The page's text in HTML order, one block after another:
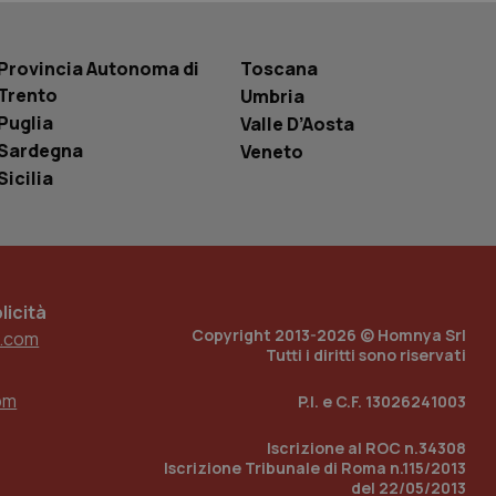
Autonoma di
Toscana
Umbria
Valle D’Aosta
Veneto
Copyright 2013-2026 © Homnya Srl
Tutti i diritti sono riservati
P.I. e C.F. 13026241003
Iscrizione al ROC n.34308
Iscrizione Tribunale di Roma n.115/2013
del 22/05/2013
in cui viene
il sito, ma un
di accesso per
Analytics
del sito web sta
di
traccia
incorporati
del sito web sta
di